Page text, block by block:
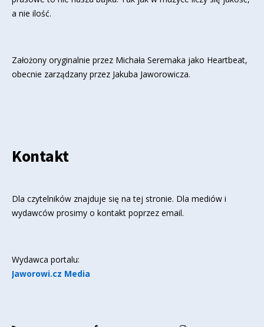
a nie ilość.
Założony oryginalnie przez Michała Seremaka jako Heartbeat,
obecnie zarządzany przez Jakuba Jaworowicza.
Kontakt
Dla czytelników znajduje się na tej stronie. Dla mediów i
wydawców prosimy o kontakt poprzez email.
Wydawca portalu:
Jaworowi.cz Media